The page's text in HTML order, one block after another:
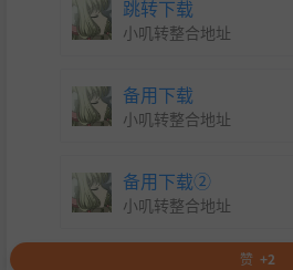
跳转下载
小叽转整合地址
备用下载
小叽转整合地址
备用下载②
小叽转整合地址
赞 +2